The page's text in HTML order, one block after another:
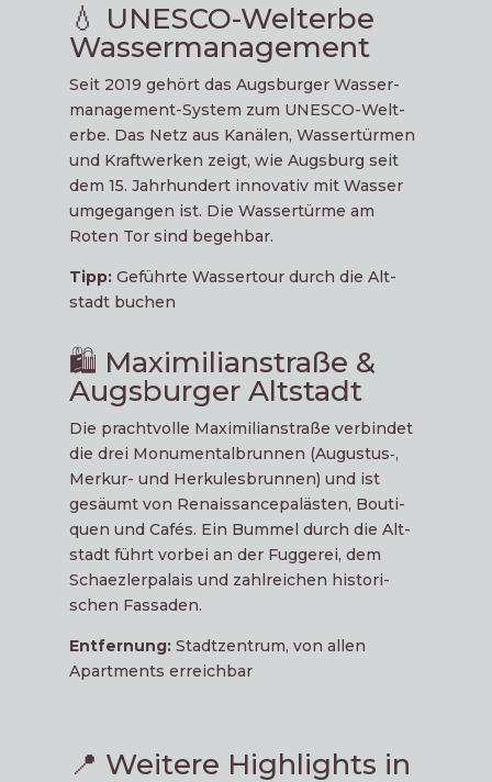
💧 UNESCO-Welterbe
Wassermanagement
Seit 2019 gehört das Augs­bur­ger Was­ser­
ma­nage­ment-Sys­tem zum UNESCO-Welt­
erbe. Das Netz aus Kanä­len, Was­ser­tür­men
und Kraft­wer­ken zeigt, wie Augs­burg seit
dem 15. Jahr­hun­dert inno­va­tiv mit Was­ser
umge­gan­gen ist. Die Was­ser­tür­me am
Roten Tor sind begehbar.
Tipp:Geführ­te Was­ser­tour durch die Alt­
stadt buchen
🛍️ Maximilianstraße &
Augsburger Altstadt
Die pracht­vol­le Maxi­mi­li­an­stra­ße ver­bin­det
die drei Monu­men­tal­brun­nen (Augustus‑,
Mer­kur- und Her­ku­les­brun­nen) und ist
gesäumt von Renais­sance­pa­läs­ten, Bou­ti­
quen und Cafés. Ein Bum­mel durch die Alt­
stadt führt vor­bei an der Fug­ge­rei, dem
Schaez­ler­pa­lais und zahl­rei­chen his­to­ri­
schen Fassaden.
Ent­fer­nung:Stadt­zen­trum, von allen
Apartments erreichbar
📍 Weitere Highlights in